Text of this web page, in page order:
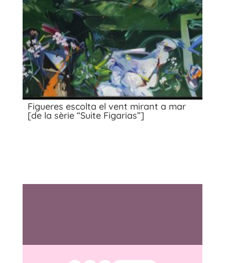
Figueres escolta el vent mirant a mar
[de la sèrie “Suite Figarias”]